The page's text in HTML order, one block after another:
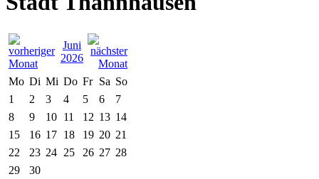
Juni
2026
Mo Di Mi Do Fr Sa So
1
2 3 4 5 6
7
8
9 10 11 12 13 14
15
16 17 18 19 20 21
22
23 24 25 26 27 28
29
30